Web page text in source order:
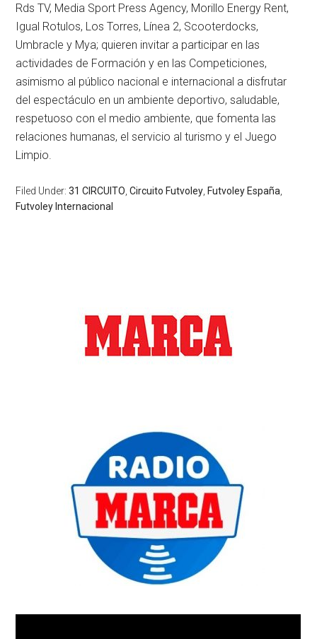
Rds TV, Media Sport Press Agency, Morillo Energy Rent,
Igual Rotulos, Los Torres, Línea 2, Scooterdocks,
Umbracle y Mya; quieren invitar a participar en las
actividades de Formación y en las Competiciones,
asimismo al público nacional e internacional a disfrutar
del espectáculo en un ambiente deportivo, saludable,
respetuoso con el medio ambiente, que fomenta las
relaciones humanas, el servicio al turismo y el Juego
Limpio.
Filed Under:31 CIRCUITO ,Circuito Futvoley ,Futvoley España
Futvoley Internacional